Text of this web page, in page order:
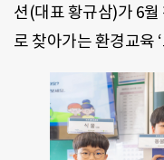
션(대표 황규삼)가 6
로 찾아가는 환경교육